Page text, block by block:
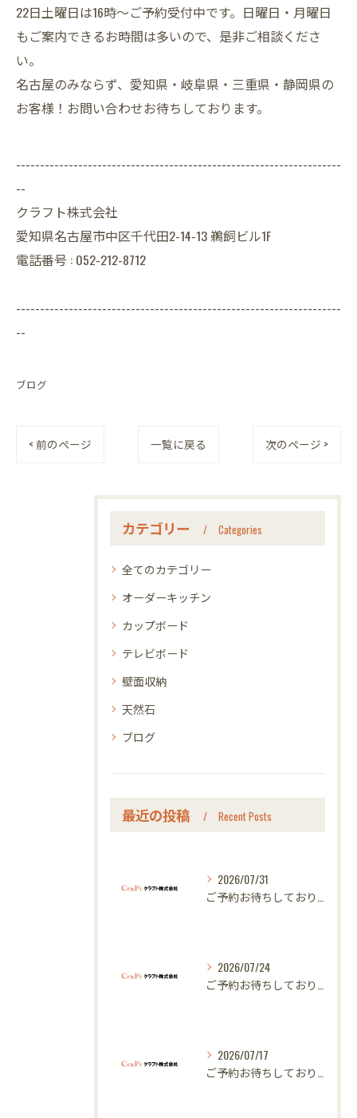
22日土曜日は16時～ご予約受付中です。日曜日・月曜日
もご案内できるお時間は多いので、是非ご相談くださ
い。
名古屋のみならず、愛知県・岐阜県・三重県・静岡県の
お客様！お問い合わせお待ちしております。
--------------------------------------------------------------------
--
クラフト株式会社
愛知県名古屋市中区千代田2-14-13 鵜飼ビル1F
電話番号 : 052-212-8712
--------------------------------------------------------------------
--
ブログ
< 前のページ 一覧に戻る 次のページ >
カテゴリー Categories
全てのカテゴリー
オーダーキッチン
カップボード
テレビボード
壁面収納
天然石
ブログ
最近の投稿 Recent Posts
2026/07/31
2026/07/24
2026/07/17